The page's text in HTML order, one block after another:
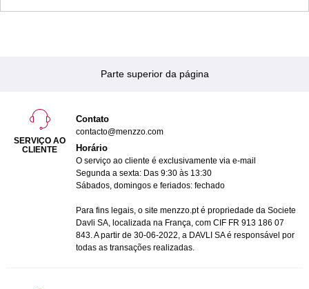
Parte superior da página
SERVIÇO AO
CLIENTE
Contato
contacto@menzzo.com
Horário
O serviço ao cliente é exclusivamente via e-mail
Segunda a sexta: Das 9:30 às 13:30
Sábados, domingos e feriados: fechado
Para fins legais, o site menzzo.pt é propriedade da Societe
Davli SA, localizada na França, com CIF FR 913 186 07
843. A partir de 30-06-2022, a DAVLI SA é responsável por
todas as transações realizadas.